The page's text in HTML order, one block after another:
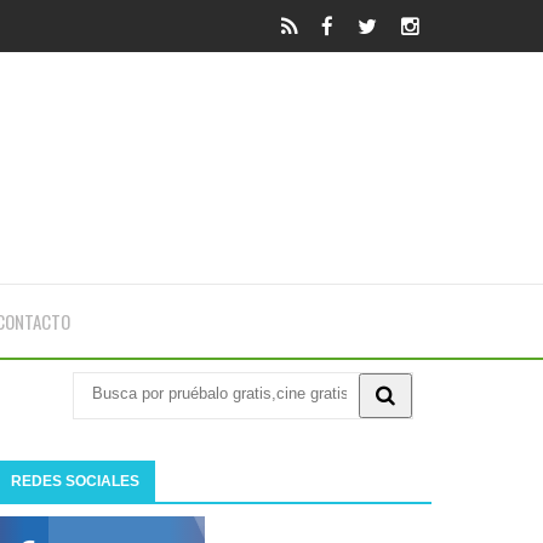
REDES SOCIALES